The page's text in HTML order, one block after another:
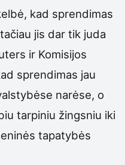
kad sprendimas
jis dar tik juda
ir Komisijos
sprendimas jau
narėse, o
tarpiniu žingsniu iki
tapatybės